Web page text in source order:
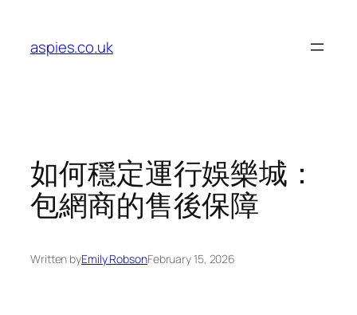
content
aspies.co.uk
如何穩定運行娛樂城：
包網商的售後保障
Written byEmily RobsonFebruary 15, 2026